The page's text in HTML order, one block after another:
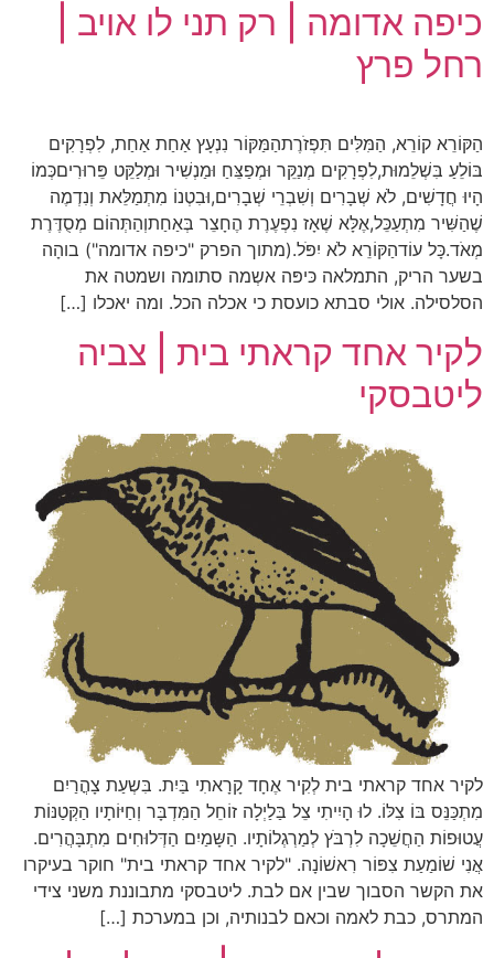
כיפה אדומה | רק תני לו אויב |
רחל פרץ
הַקּוֹרֵא קוֹרֵא, הַמִּלִּים תִּפְזֹרֶתהַמַּקּוֹר נִנְעָץ אַחַת אַחַת, לִפְרָקִים
בּוֹלֵעַ בִּשְׁלֵמוּת,לִפְרָקִים מְנַקֵּר וּמְפַצֵּחַ וּמַנְשִׁיר וּמְלַקֵּט פֵּרוּרִיםכְּמוֹ
הָיוּ חֲדָשִׁים, לֹא שְׁבָרִים וְשִׁבְרֵי שְׁבָרִים,וּבִטְנוֹ מִתְמַלֵּאת וְנִדְמֶה
שֶׁהַשִּׁיר מִתְעַכֵּל,אֶלָּא שֶׁאָז נִפְעֶרֶת הֶחָצֵר בְּאַחַתוְהַתְּהוֹם מְסֻדֶּרֶת
מְאֹד.כָּל עוֹדהַקּוֹרֵא לֹא יִפֹּל.(מתוך הפרק "כיפה אדומה") בוהָה
בשער הריק, התמלאה כּיפּה אשְמה סתומה ושמטה את
הסלסילה. אולי סבתא כועסת כי אכלה הכל. ומה יאכלו […]
לקיר אחד קראתי בית | צביה
ליטבסקי
לקיר אחד קראתי בית לְקִיר אֶחָד קָרָאתִי בַּיִת. בִּשְעַת צָהֳרַיִם
מִתְכַּנֵּס בּוֹ צִלּוֹ. לוּ הָיִיתִי צֵל בַּלַיְלָה זוֹחֵל הַמִּדְבָּר וְחַיּוֹתָיו הַקְּטַנּוֹת
עֲטוּפוֹת הַחֲשֵׁכָה לִרְבֹּץ לְמַרְגְלוֹתָיו. הַשָּמַיִם הַדְּלוּחִים מִתְבָּהֲרִים.
אֲנִי שׁוֹמַעַת צִפּוֹר רִאשׁוֹנָה. "לקיר אחד קראתי בית" חוקר בעיקרו
את הקשר הסבוך שבין אם לבת. ליטבסקי מתבוננת משני צידי
המתרס, כבת לאמה וכאם לבנותיה, וכן במערכת […]